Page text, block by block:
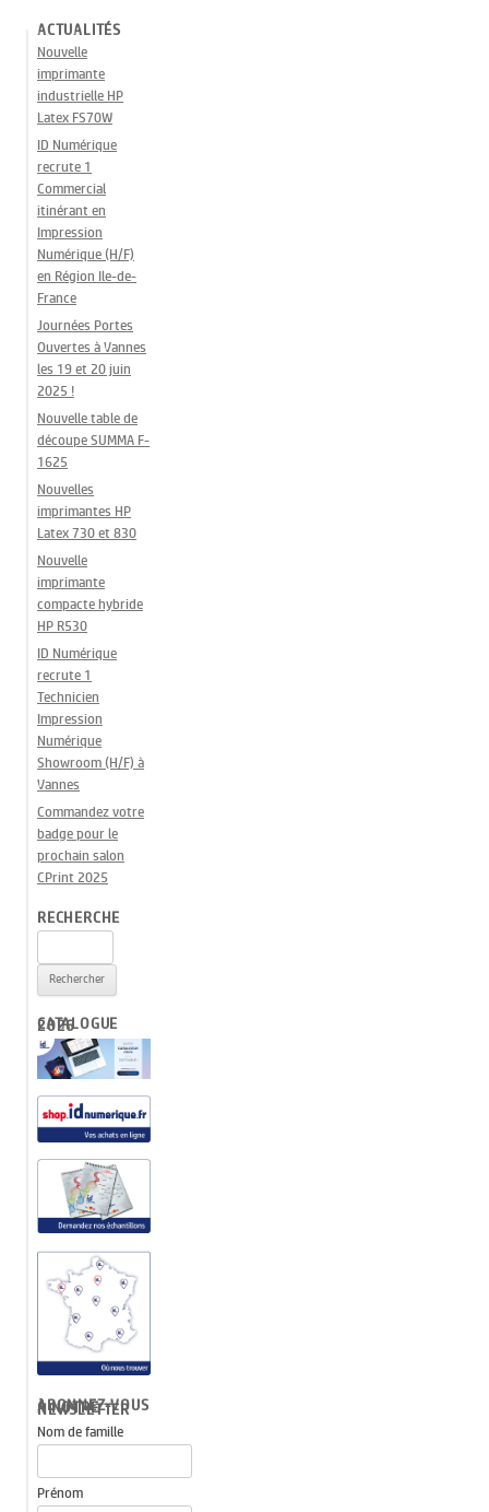
ACTUALITÉS
Nouvelle
imprimante
industrielle HP
Latex FS70W
ID Numérique
recrute 1
Commercial
itinérant en
Impression
Numérique (H/F)
en Région Ile-de-
France
Journées Portes
Ouvertes à Vannes
les 19 et 20 juin
2025 !
Nouvelle table de
découpe SUMMA F-
1625
Nouvelles
imprimantes HP
Latex 730 et 830
Nouvelle
imprimante
compacte hybride
HP R530
ID Numérique
recrute 1
Technicien
Impression
Numérique
Showroom (H/F) à
Vannes
Commandez votre
badge pour le
prochain salon
CPrint 2025
RECHERCHE
CATALOGUE 2026
ABONNEZ-VOUS À NOTRE NEWSLETTER
Nom de famille
Prénom